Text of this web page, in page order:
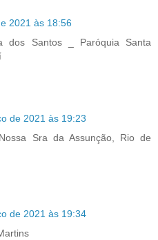
2021 às 18:56
dos Santos _ Paróquia Santa
de 2021 às 19:23
Sra da Assunção, Rio de
de 2021 às 19:34